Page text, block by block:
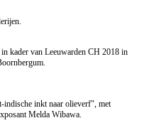
kader van Leeuwarden CH 2018 in
inkt naar olieverf", met
Melda Wibawa.